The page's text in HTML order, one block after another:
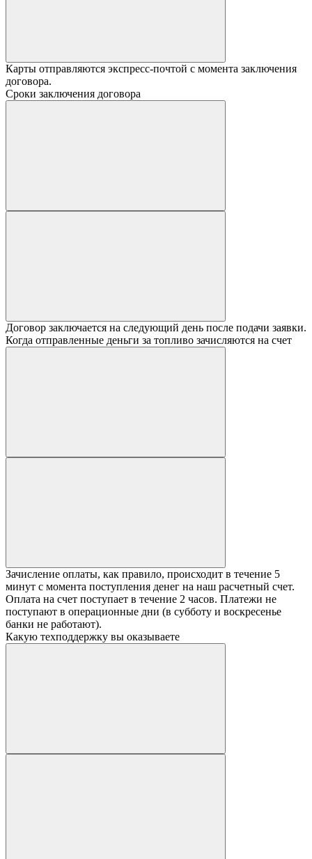
Карты отправляются экспресс-почтой с момента заключения
договора.
Сроки заключения договора
Договор заключается на следующий день после подачи заявки.
Когда отправленные деньги за топливо зачисляются на счет
Зачисление оплаты, как правило, происходит в течение 5
минут с момента поступления денег на наш расчетный счет.
Оплата на счет поступает в течение 2 часов. Платежи не
поступают в операционные дни (в субботу и воскресенье
банки не работают).
Какую техподдержку вы оказываете